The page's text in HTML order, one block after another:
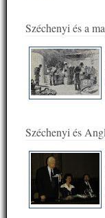
Széchenyi és a
Széchenyi és